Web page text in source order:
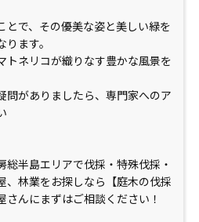
とで、その優美な姿と美しい緑を
ます。
トネリコが織りなす豊かな風景を
問がありましたら、専門家へのア
半島エリアで伐採・特殊伐採・
、林業をお探しなら【庭木の伐採
んにまずはご相談ください！